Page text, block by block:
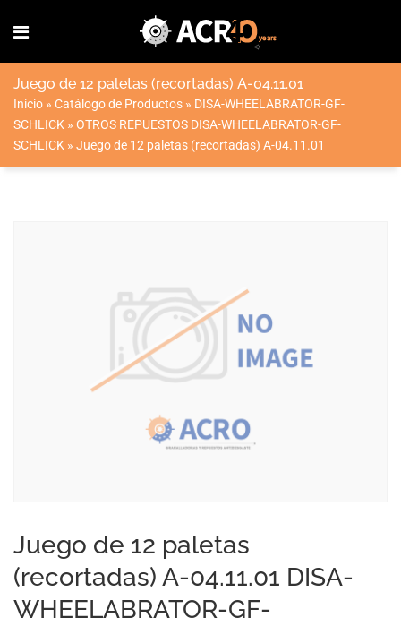
Juego de 12 paletas (recortadas) A-04.11.01
Inicio » Catálogo de Productos » DISA-WHEELABRATOR-GF-
SCHLICK » OTROS REPUESTOS DISA-WHEELABRATOR-GF-
SCHLICK » Juego de 12 paletas (recortadas) A-04.11.01
Juego de 12 paletas
(recortadas) A-04.11.01 DISA-
WHEELABRATOR-GF-